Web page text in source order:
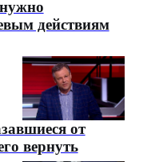
действиям
от
вернуть